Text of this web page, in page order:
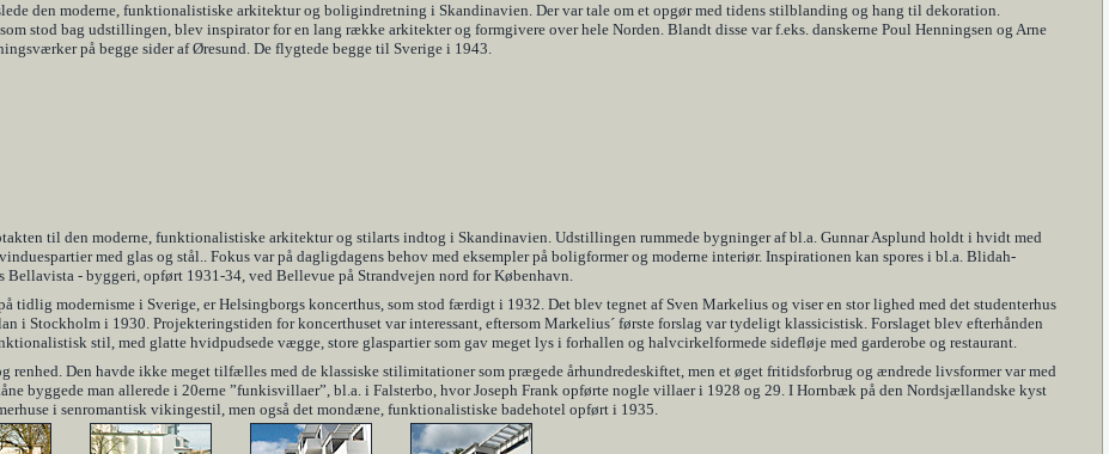
den moderne, funktionalistiske arkitektur og boligindretning i Skandinavien. Der var tale om et opgør med tidens stilblanding og hang til dekoration.
stod bag udstillingen, blev inspirator for en lang række arkitekter og formgivere over hele Norden. Blandt disse var f.eks. danskerne Poul Henningsen og Arne
på begge sider af Øresund. De flygtede begge til Sverige i 1943.
til den moderne, funktionalistiske arkitektur og stilarts indtog i Skandinavien. Udstillingen rummede bygninger af bl.a. Gunnar Asplund holdt i hvidt med
med glas og stål.. Fokus var på dagligdagens behov med eksempler på boligformer og moderne interiør. Inspirationen kan spores i bl.a. Blidah-
Bellavista - byggeri, opført 1931-34, ved Bellevue på Strandvejen nord for København.
tidlig modernisme i Sverige, er Helsingborgs koncerthus, som stod færdigt i 1932. Det blev tegnet af Sven Markelius og viser en stor lighed med det studenterhus
i Stockholm i 1930. Projekteringstiden for koncerthuset var interessant, eftersom Markelius´ første forslag var tydeligt klassicistisk. Forslaget blev efterhånden
stil, med glatte hvidpudsede vægge, store glaspartier som gav meget lys i forhallen og halvcirkelformede sidefløje med garderobe og restaurant.
renhed. Den havde ikke meget tilfælles med de klassiske stilimitationer som prægede århundredeskiftet, men et øget fritidsforbrug og ændrede livsformer var med
byggede man allerede i 20erne ”funkisvillaer”, bl.a. i Falsterbo, hvor Joseph Frank opførte nogle villaer i 1928 og 29. I Hornbæk på den Nordsjællandske kyst
i senromantisk vikingestil, men også det mondæne, funktionalistiske badehotel opført i 1935.